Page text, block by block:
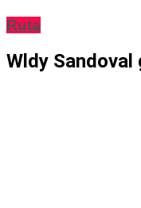
Ruta
Wldy